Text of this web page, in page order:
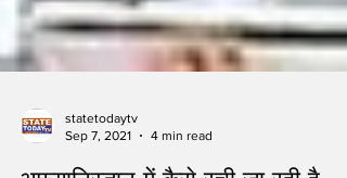
Sep 7, 2021
4 min read